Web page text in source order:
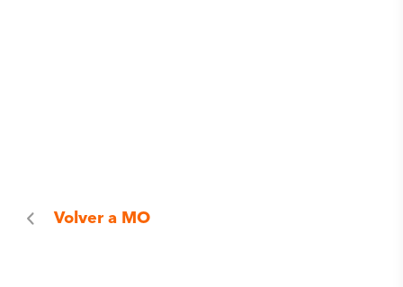
Volver a MO